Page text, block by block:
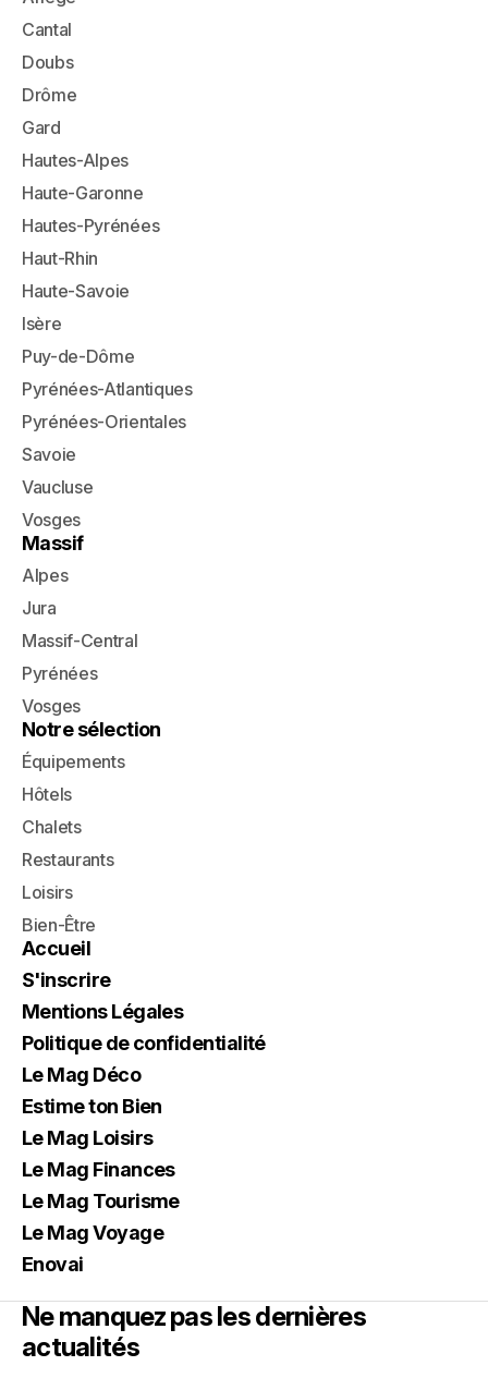
Cantal
Doubs
Drôme
Gard
Hautes-Alpes
Haute-Garonne
Hautes-Pyrénées
Haut-Rhin
Haute-Savoie
Isère
Puy-de-Dôme
Pyrénées-Atlantiques
Pyrénées-Orientales
Savoie
Vaucluse
Vosges
Massif
Alpes
Jura
Massif-Central
Pyrénées
Vosges
Notre sélection
Équipements
Hôtels
Chalets
Restaurants
Loisirs
Bien-Être
Accueil
S'inscrire
Mentions Légales
Politique de confidentialité
Le Mag Déco
Estime ton Bien
Le Mag Loisirs
Le Mag Finances
Le Mag Tourisme
Le Mag Voyage
Enovai
Ne manquez pas les dernières
actualités